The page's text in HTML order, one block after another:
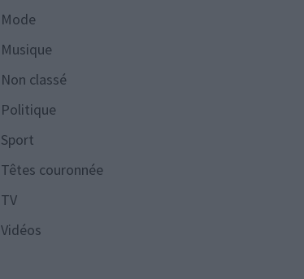
Mode
Musique
Non classé
Politique
Sport
Têtes couronnée
TV
Vidéos